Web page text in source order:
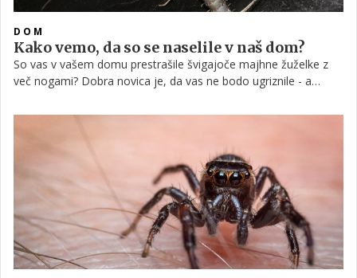
DOM
Kako vemo, da so se naselile v naš dom?
So vas v vašem domu prestrašile švigajoče majhne žuželke z
več nogami? Dobra novica je, da vas ne bodo ugriznile - a
ribica je eden najstarejših insektov na Zemlji, ki marsikoga
Kako se jih lahko znebite?